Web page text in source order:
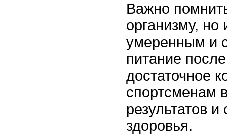
Важно
организму,
умеренным и
питание
достаточное
спортсменам
результатов
здоровья.